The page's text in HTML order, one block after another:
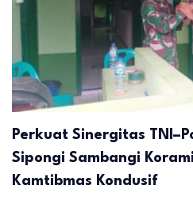
Perkuat Sinergitas
Sipongi Sambangi
Kamtibmas Kondusif